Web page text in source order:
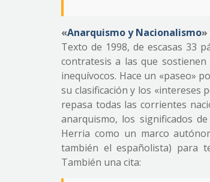
«Anarquismo y Nacionalismo»
Texto de 1998, de escasas 33
contratesis a las que
inequívocos. Hace un «paseo»
su clasificación y los «intereses
repasa todas las corrientes
anarquismo, los significados
Herria como un marco
también el españolista) para
También una cita: